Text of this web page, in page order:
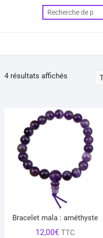
4 résultats affichés
Bracelet mala : améthyste
12,00€ TTC